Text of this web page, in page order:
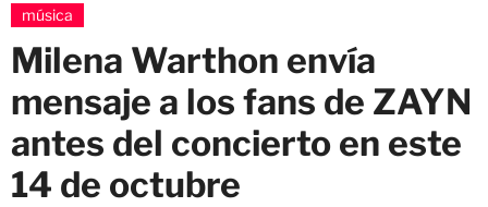
música
Milena Warthon envía
mensaje a los fans de ZAYN
antes del concierto en este
14 de octubre